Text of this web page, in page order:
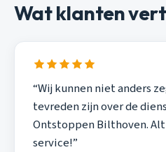
Wat klanten
“Wij kunnen niet anders
tevreden zijn over de
Ontstoppen Bilthoven.
service!”